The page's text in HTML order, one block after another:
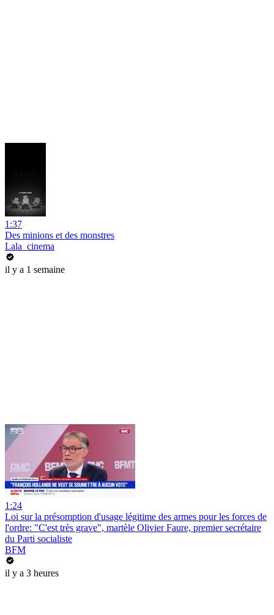
1:37
Des minions et des monstres
Lala_cinema
il y a 1 semaine
1:24
Loi sur la présomption d'usage légitime des armes pour les forces de
l'ordre: "C'est très grave", martèle Olivier Faure, premier secrétaire
du Parti socialiste
BFM
il y a 3 heures